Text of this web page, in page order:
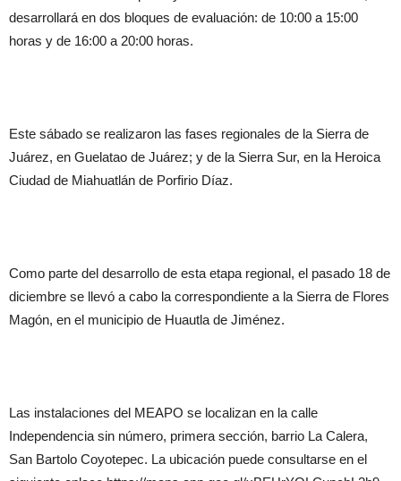
desarrollará en dos bloques de evaluación: de 10:00 a 15:00
horas y de 16:00 a 20:00 horas.
Este sábado se realizaron las fases regionales de la Sierra de
Juárez, en Guelatao de Juárez; y de la Sierra Sur, en la Heroica
Ciudad de Miahuatlán de Porfirio Díaz.
Como parte del desarrollo de esta etapa regional, el pasado 18 de
diciembre se llevó a cabo la correspondiente a la Sierra de Flores
Magón, en el municipio de Huautla de Jiménez.
Las instalaciones del MEAPO se localizan en la calle
Independencia sin número, primera sección, barrio La Calera,
San Bartolo Coyotepec. La ubicación puede consultarse en el